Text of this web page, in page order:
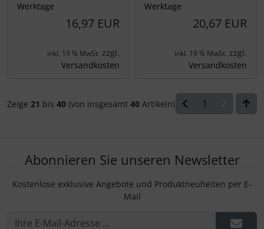
Werktage
16,97 EUR
inkl. 19 % MwSt. zzgl.
Versandkosten
Werktage
20,67 EUR
inkl. 19 % MwSt. zzgl.
Versandkosten
Zeige21 bis40 (von insgesamt40 Artikeln) 1 2
Abonnieren Sie unseren Newsletter
Kostenlose exklusive Angebote und Produktneuheiten per E-
Mail